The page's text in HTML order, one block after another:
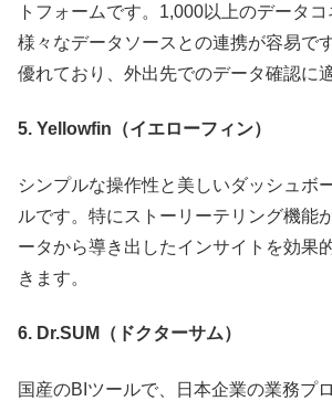
トフォームです。1,000以上のデータコ
様々なデータソースとの連携が容易で
優れており、外出先でのデータ確認に
5. Yellowfin（イエローフィン）
シンプルな操作性と美しいダッシュボ
ルです。特にストーリーテリング機能
ータから導き出したインサイトを効果
きます。
6. Dr.SUM（ドクターサム）
国産のBIツールで、日本企業の業務プ